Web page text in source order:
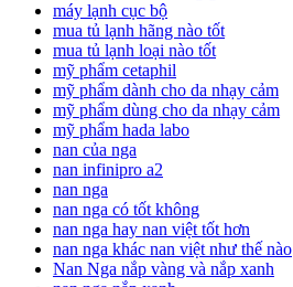
máy lạnh cục bộ
mua tủ lạnh hãng nào tốt
mua tủ lạnh loại nào tốt
mỹ phẩm cetaphil
mỹ phẩm dành cho da nhạy cảm
mỹ phẩm dùng cho da nhạy cảm
mỹ phẩm hada labo
nan của nga
nan infinipro a2
nan nga
nan nga có tốt không
nan nga hay nan việt tốt hơn
nan nga khác nan việt như thế nào
Nan Nga nắp vàng và nắp xanh